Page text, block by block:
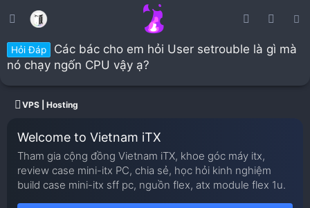
Hỏi Đáp
Các bác cho em hỏi User setrouble là gì mà
nó chạy ngốn CPU vậy ạ?
VPS | Hosting
Welcome to Vietnam iTX
Tham gia cộng đồng Vietnam iTX, khoe góc máy itx,
review case mini-itx PC, chia sẻ, học hỏi kinh nghiệm
build case mini-itx sff pc, nguồn flex, atx module flex 1u.